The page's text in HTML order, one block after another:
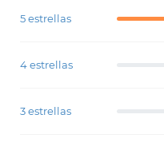
5 estrellas
4 estrellas
3 estrellas